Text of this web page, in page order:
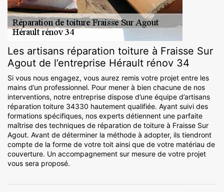
Les artisans réparation toiture à Fraisse Sur
Agout de l’entreprise Hérault rénov 34
Si vous nous engagez, vous aurez remis votre projet entre les
mains d’un professionnel. Pour mener à bien chacune de nos
interventions, notre entreprise dispose d’une équipe d’artisans
réparation toiture 34330 hautement qualifiée. Ayant suivi des
formations spécifiques, nos experts détiennent une parfaite
maîtrise des techniques de réparation de toiture à Fraisse Sur
Agout. Avant de déterminer la méthode à adopter, ils tiendront
compte de la forme de votre toit ainsi que de votre matériau de
couverture. Un accompagnement sur mesure de votre projet
vous sera proposé.